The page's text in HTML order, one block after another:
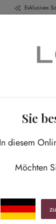
Exklusives
Küche
Sie
In diesem
Möchten